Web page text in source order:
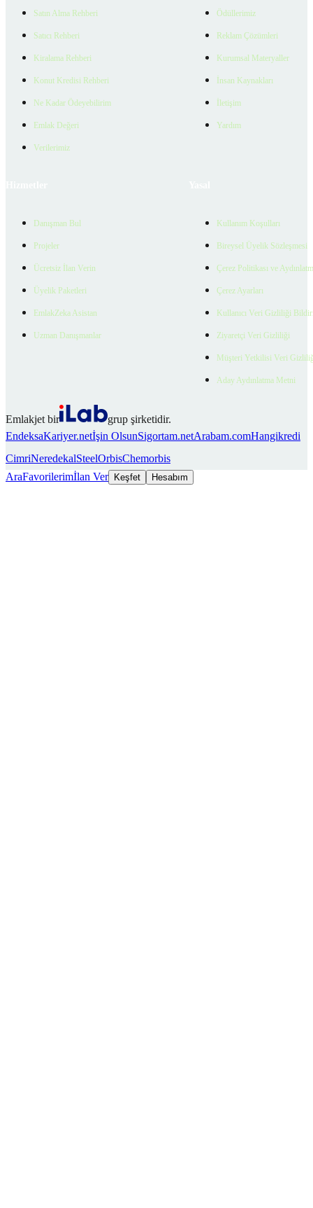
Satın Alma Rehberi
Satıcı Rehberi
Kiralama Rehberi
Konut Kredisi Rehberi
Ne Kadar Ödeyebilirim
Emlak Değeri
Verilerimiz
Ödüllerimiz
Reklam Çözümleri
Kurumsal Materyaller
İnsan Kaynakları
İletişim
Yardım
Danışman Bul
Projeler
Ücretsiz İlan Verin
Üyelik Paketleri
EmlakZeka Asistan
Uzman Danışmanlar
Kullanım Koşulları
Bireysel Üyelik Sözleşmesi
Çerez Politikası ve
Çerez Ayarları
Kullanıcı Veri Gizliliği
Ziyaretçi Veri Gizliliği
Müşteri Yetkilisi Veri
Aday Aydınlatma Metni
Emlakjet bir
grup şirketidir.
EndeksaKariyer.netİşin OlsunSigortam.netArabam.comHangikredi
CimriNeredekalSteelOrbisChemorbis
AraFavorilerimİlan Ver Keşfet Hesabım